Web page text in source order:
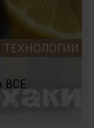
ТЕХНОЛОГИИ
ВСЕ